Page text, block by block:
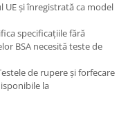
UE și înregistrată ca model
specificațiile fără
BSA necesită teste de
de rupere și forfecare
la